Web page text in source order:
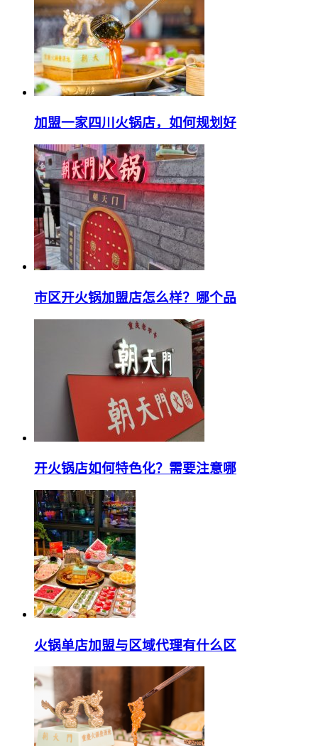
加盟一家四川火锅店，如何规划好
市区开火锅加盟店怎么样？哪个品
开火锅店如何特色化？需要注意哪
火锅单店加盟与区域代理有什么区